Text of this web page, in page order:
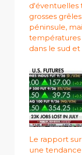
d'éventuelles
grosses
péninsule,
températures
dans le sud et
Le rapport
une